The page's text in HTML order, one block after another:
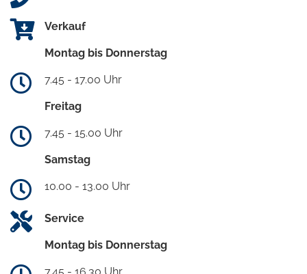
Verkauf
Montag bis Donnerstag
7.45 - 17.00 Uhr
Freitag
7.45 - 15.00 Uhr
Samstag
10.00 - 13.00 Uhr
Service
Montag bis Donnerstag